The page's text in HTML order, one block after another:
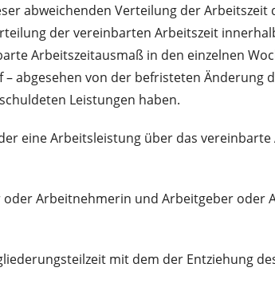
abweichenden Verteilung der Arbeitszeit
der vereinbarten Arbeitszeit
Arbeitszeitausmaß in den einzelnen
von der befristeten Änderung
Leistungen haben.
eine Arbeitsleistung über das
Arbeitnehmerin und Arbeitgeber oder
mit dem der Entziehung